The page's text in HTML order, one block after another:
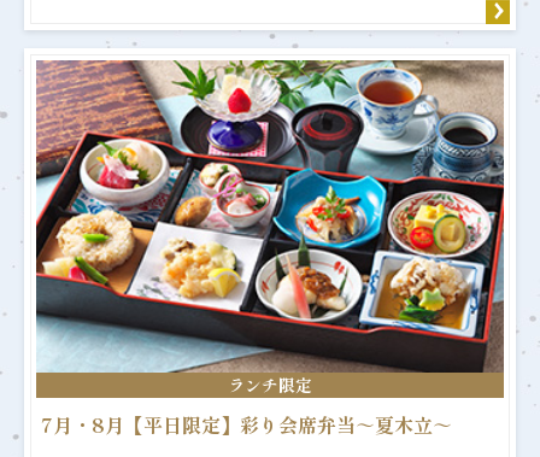
ランチ限定
7月・8月【平日限定】彩り会席弁当～夏木立～